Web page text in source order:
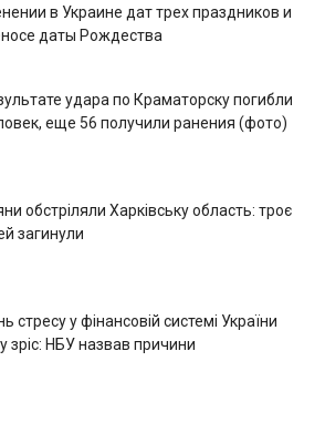
в Украине дат трех праздников и
даты Рождества
удара по Краматорску погибли
еще 56 получили ранения (фото)
обстріляли Харківську область: троє
загинули
стресу у фінансовій системі України
зріс: НБУ назвав причини